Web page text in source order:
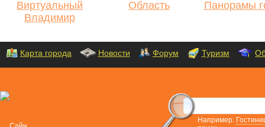
Виртуальный
Владимир
Область Панорамы
Карта города Новости Форум Туризм
Например: